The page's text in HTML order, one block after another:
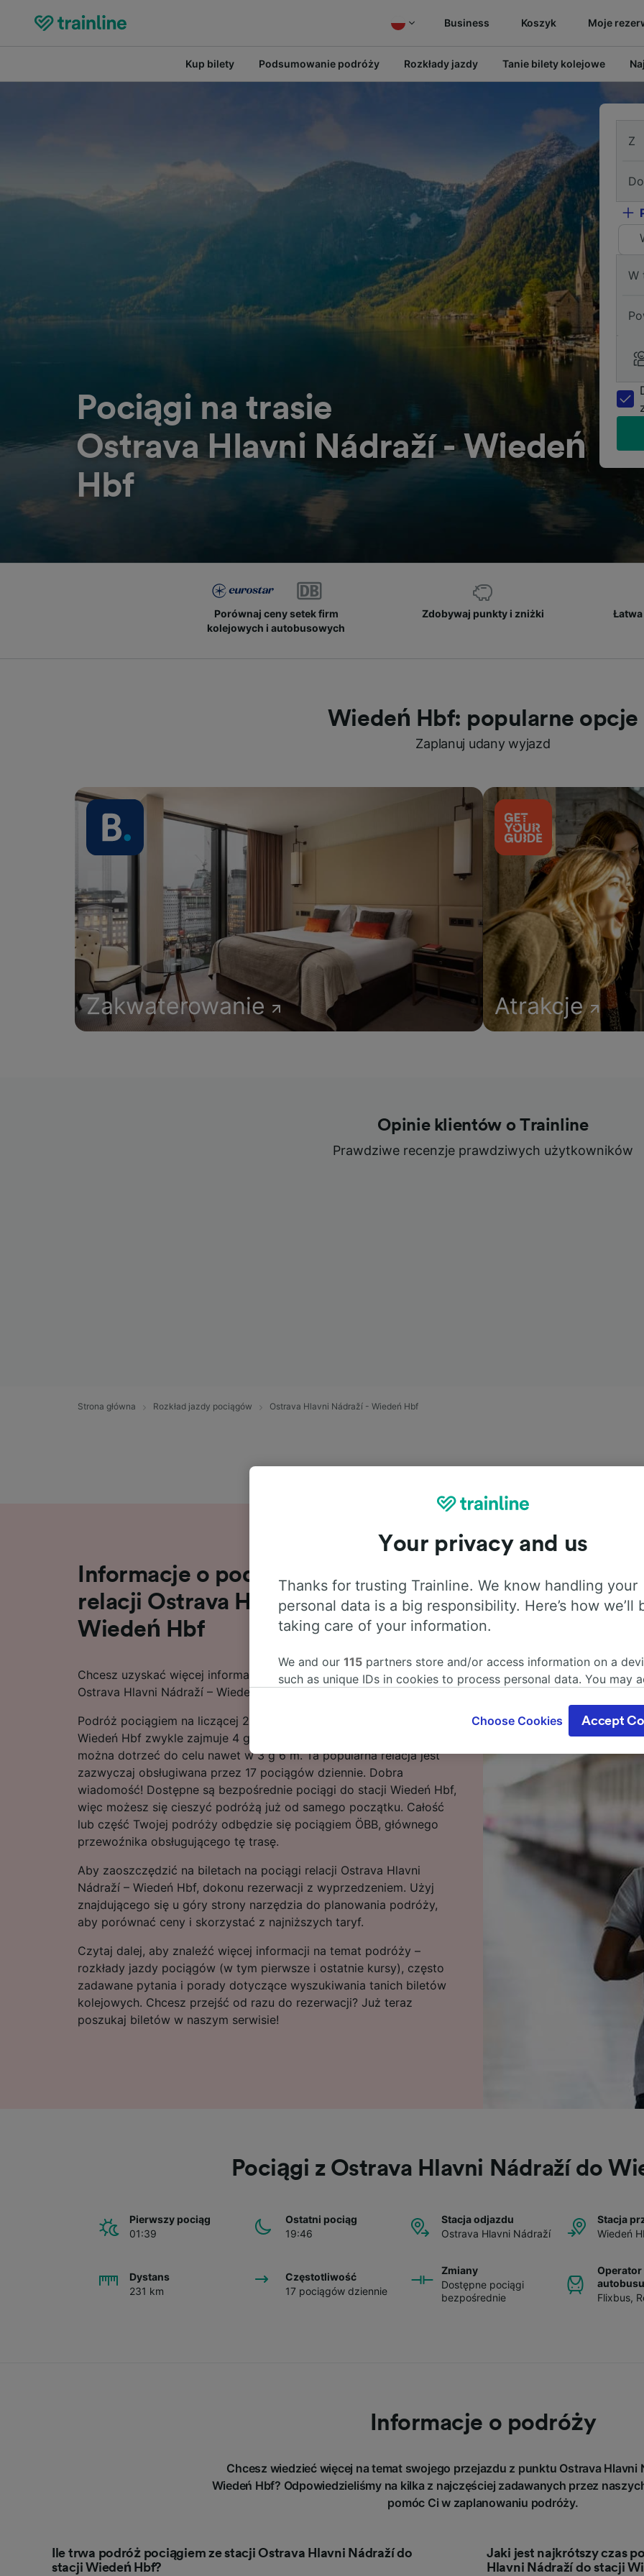
Business Koszyk Moje
Kup bilety Podsumowanie podróży Rozkłady jazdy Tanie bilety kolejowe
Pociągi na trasie
Ostrava Hlavni Nádraží - Wiedeń
Hbf
Z
Do
W
Porównaj ceny setek firm
kolejowych i autobusowych
Zdobywaj punkty i zniżki
Wiedeń Hbf: popularne opcje
Zaplanuj udany wyjazd
Zakwaterowanie Atrakcje
Opinie klientów o Trainline
Prawdziwe recenzje prawdziwych użytkowników
Strona główna Rozkład jazdy pociągów Ostrava Hlavni Nádraží - Wiedeń Hbf
Informacje o podróży pociągiem
relacji Ostrava Hlavni Nádraží –
Wiedeń Hbf
Chcesz uzyskać więcej informacji na temat podróży pociągiem relacji
Ostrava Hlavni Nádraží – Wiedeń Hbf? Tutaj je znajdziesz.
Podróż pociągiem na liczącej 231 km trasie Ostrava Hlavni Nádraží –
Wiedeń Hbf zwykle zajmuje 4 g 6 m, lecz kursem przyspieszonym
można dotrzeć do celu nawet w 3 g 6 m. Ta popularna relacja jest
zazwyczaj obsługiwana przez 17 pociągów dziennie. Dobra
wiadomość! Dostępne są bezpośrednie pociągi do stacji Wiedeń Hbf,
więc możesz się cieszyć podróżą już od samego początku. Całość
lub część Twojej podróży odbędzie się pociągiem ÖBB, głównego
przewoźnika obsługującego tę trasę.
Aby zaoszczędzić na biletach na pociągi relacji Ostrava Hlavni
Nádraží – Wiedeń Hbf, dokonu rezerwacji z wyprzedzeniem. Użyj
znajdującego się u góry strony narzędzia do planowania podróży,
aby porównać ceny i skorzystać z najniższych taryf.
Czytaj dalej, aby znaleźć więcej informacji na temat podróży –
rozkłady jazdy pociągów (w tym pierwsze i ostatnie kursy), często
zadawane pytania i porady dotyczące wyszukiwania tanich biletów
kolejowych. Chcesz przejść od razu do rezerwacji? Już teraz
poszukaj biletów w naszym serwisie!
Pociągi z Ostrava Hlavni Nádraží do
Pierwszy pociąg
01:39
Ostatni pociąg
19:46
Stacja odjazdu
Ostrava Hlavni Nádraží
Stacja
Wiedeń
Dystans
231 km
Częstotliwość
17 pociągów dziennie
Zmiany
Dostępne pociągi
bezpośrednie
autobusu
Flixbus,
Informacje o podróży
Chcesz wiedzieć więcej na temat swojego przejazdu z punktu Ostrava Hlavni
Wiedeń Hbf? Odpowiedzieliśmy na kilka z najczęściej zadawanych przez
pomóc Ci w zaplanowaniu podróży.
Ile trwa podróż pociągiem ze stacji Ostrava Hlavni Nádraží do
stacji Wiedeń Hbf?
Jaki jest najkrótszy czas
Hlavni Nádraží do stacji
Your privacy and us
Thanks for trusting Trainline. We know handling your
personal data is a big responsibility. Here’s how we’ll
taking care of your information.
We and our 115 partners store and/or access information on a
such as unique IDs in cookies to process personal data. You may
where legitimate interest is used, or at any time in the privacy
These choices will be signaled to our partners and will not affect
us not to track you.
We and our partners process data to provide:
Use precise geolocation data. Actively scan device
identification. Store and/or access information on a device.
advertising and content, advertising and content measurement,
List of Partners
Choose Cookies Accept